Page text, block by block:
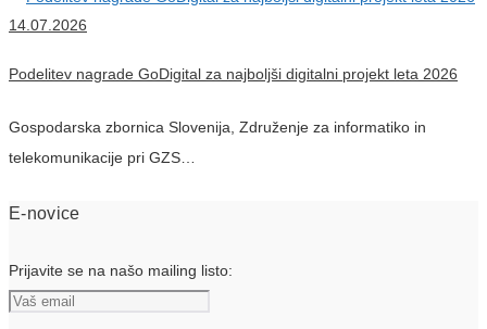
14.07.2026
Podelitev nagrade GoDigital za najboljši digitalni projekt leta 2026
Gospodarska zbornica Slovenija, Združenje za informatiko in
telekomunikacije pri GZS…
E-novice
Prijavite se na našo mailing listo: